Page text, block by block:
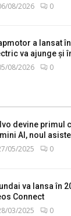
08/2026 0
a lansat
va ajunge și
08/2026 0
devine primul
AI, noul
05/2025 0
va lansa în
Connect
03/2025 0